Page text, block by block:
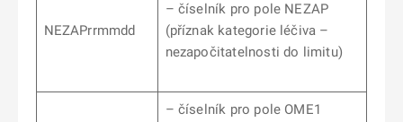
NEZAPrrmmdd
– číselník pro pole NEZAP
(příznak kategorie léčiva –
nezapočitatelnosti do limitu)
– číselník pro pole OME1